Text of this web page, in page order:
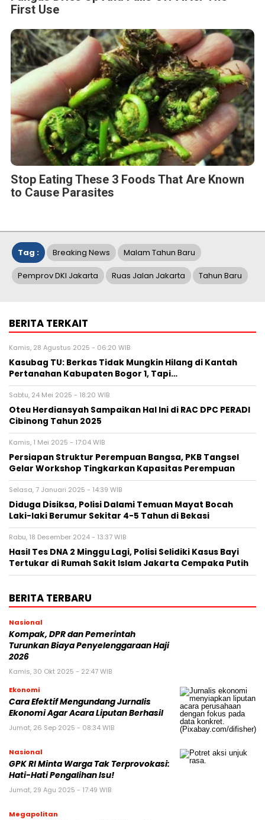
First Use
Stop Eating These 3 Foods That Are Known
to Cause Parasites
Tag : Breaking News Malam Tahun Baru
Pemprov DKI Jakarta Ruas Jalan Jakarta Tahun Baru
BERITA TERKAIT
Kamis, 28 Agustus 2025 - 06:20 WIB
Kasubag TU: Berkas Tidak Mungkin Hilang di Kantah
Pertanahan Kabupaten Bogor 1, Tapi…
Sabtu, 24 Mei 2025 - 18:20 WIB
Oteu Herdiansyah Sampaikan Hal Ini di RAC DPC PERADI
Cibinong Tahun 2025
Kamis, 1 Mei 2025 - 17:04 WIB
Persiapan Struktur Perempuan Bangsa, PKB Tangsel
Gelar Workshop Tingkarkan Kapasitas Perempuan
Selasa, 7 Januari 2025 - 14:39 WIB
Diduga Disiksa, Polisi Dalami Temuan Mayat Bocah
Laki-laki Berumur Sekitar 4-5 Tahun di Bekasi
Rabu, 18 Desember 2024 - 13:37 WIB
Hasil Tes DNA 2 Minggu Lagi, Polisi Selidiki Kasus Bayi
Tertukar di Rumah Sakit Islam Jakarta Cempaka Putih
BERITA TERBARU
Nasional
Kompak, DPR dan Pemerintah
Turunkan Biaya Penyelenggaraan Haji
2026
Kamis, 30 Okt 2025 - 22:47 WIB
Ekonomi
Cara Efektif Mengundang Jurnalis
Ekonomi Agar Acara Liputan Berhasil
Jumat, 26 Sep 2025 - 08:34 WIB
Nasional
GPK RI Minta Warga Tak Terprovokasi:
Hati-Hati Pengalihan Isu!
Jumat, 29 Agu 2025 - 17:49 WIB
Megapolitan